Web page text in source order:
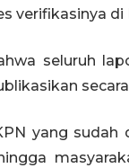
verifikasinya di
seluruh
yang